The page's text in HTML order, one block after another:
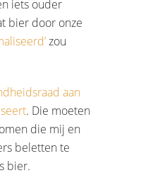
iets ouder
bier door onze
zou
aan
. Die moeten
die mij en
beletten te
bier.